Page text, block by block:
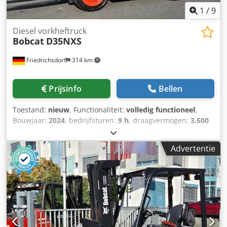
1 /9
Friedrichsdorf 314 km
Diesel vorkheftruck
Bobcat D35NXS
Prijsinfo Bellen
Toestand: nieuw, Functionaliteit: volledig functioneel,
Bouwjaar: 2024, bedrijfsturen: 9 h, draagvermogen: 3.500
, vrije hefhoogte:
brandstoftype:diesel, masttype:triplex, bouwhoogte:
2.350 mm
, vermogen:45 kW (61,18 pk),
vorkenbordbreedte: 1.190 mm, vorklengte: 1.200 mm
leeggewicht:4.850 kg, totale lengte:2.750 mm,
aandrijftype:Diesel, bouwbreedte: 1.290 mm , Diesel
heftruck Dedpfx Asy U R Dcskijkr Lastzwaartepunt: 500 ISO
klasse: ISO klasse 3 = 2.500 - 4.999 kg Masttype: triplex
Transmissie: koppelomvormer Snelheidsklasse: 20
Advertentie